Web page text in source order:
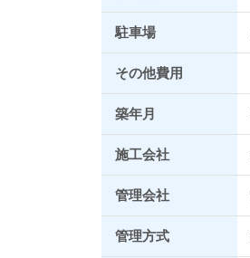
駐車場
その他費用
築年月
施工会社
管理会社
管理方式